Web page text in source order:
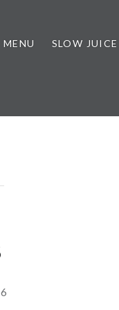
MENU SLOW JUICE